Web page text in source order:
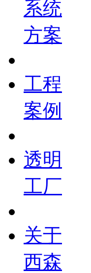
系统
方案
工程
案例
透明
工厂
关于
西森